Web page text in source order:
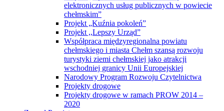
elektronicznych usług publicznych w powiecie
chełmskim”
Projekt „Kuźnia pokoleń”
Projekt ,,Lepszy Urząd”
Współpraca międzyregionalna powiatu
chełmskiego i miasta Chełm szansą rozwoju
turystyki ziemi chełmskiej jako atrakcji
wschodniej granicy Unii Europejskiej
Narodowy Program Rozwoju Czytelnictwa
Projekty drogowe
Projekty drogowe w ramach PROW 2014 –
2020